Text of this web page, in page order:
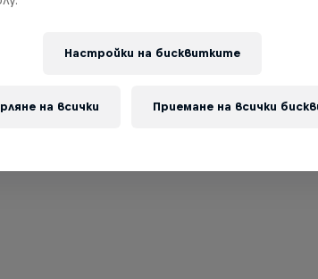
Настройки на бисквитките
на всички Приемане на всички